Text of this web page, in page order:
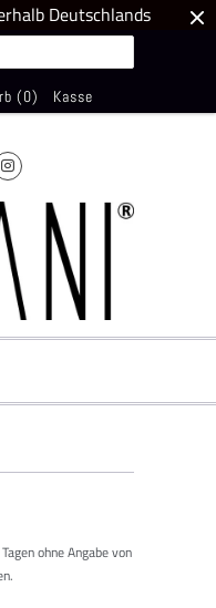
Deutschlands
(0) Kasse
ohne Angabe von